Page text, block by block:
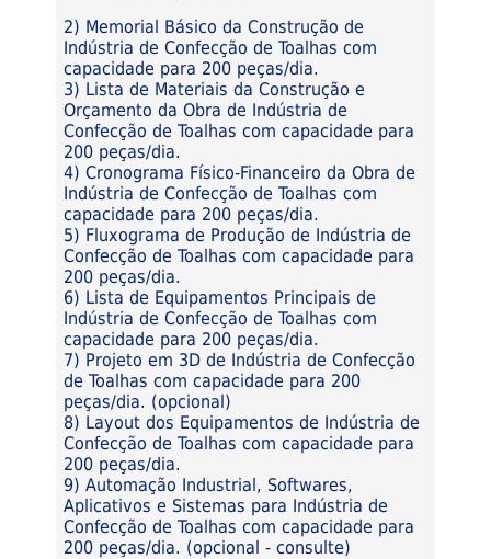
2) Memorial Básico da Construção de
Indústria de Confecção de Toalhas com
capacidade para 200 peças/dia.
3) Lista de Materiais da Construção e
Orçamento da Obra de Indústria de
Confecção de Toalhas com capacidade para
200 peças/dia.
4) Cronograma Físico-Financeiro da Obra de
Indústria de Confecção de Toalhas com
capacidade para 200 peças/dia.
5) Fluxograma de Produção de Indústria de
Confecção de Toalhas com capacidade para
200 peças/dia.
6) Lista de Equipamentos Principais de
Indústria de Confecção de Toalhas com
capacidade para 200 peças/dia.
7) Projeto em 3D de Indústria de Confecção
de Toalhas com capacidade para 200
peças/dia. (opcional)
8) Layout dos Equipamentos de Indústria de
Confecção de Toalhas com capacidade para
200 peças/dia.
9) Automação Industrial, Softwares,
Aplicativos e Sistemas para Indústria de
Confecção de Toalhas com capacidade para
200 peças/dia. (opcional - consulte)